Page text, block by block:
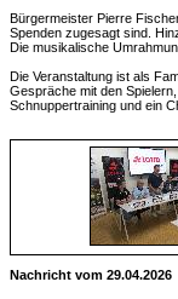
Bürgermeister Pierre
Spenden zugesagt sind.
Die musikalische
Die Veranstaltung ist als
Gespräche mit den
Schnuppertraining und ein
Nachricht vom 29.04.2026